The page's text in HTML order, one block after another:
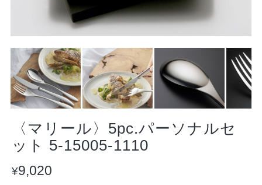
〈マリール〉5pc.パーソナルセ
ット 5-15005-1110
¥9,020